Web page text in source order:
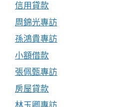
信用貸款
周錦光專訪
孫鴻貴專訪
小額借款
張佩甄專訪
房屋貸款